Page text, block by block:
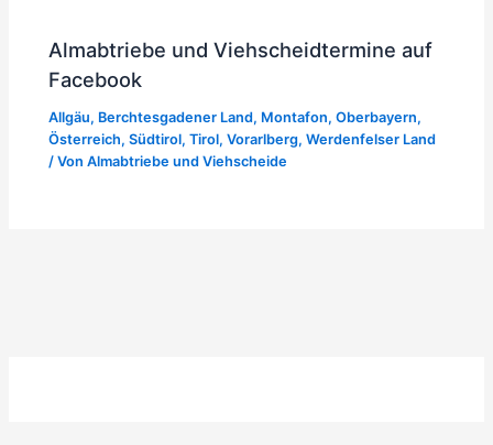
Almabtriebe und Viehscheidtermine auf
Facebook
Allgäu, Berchtesgadener Land, Montafon,Oberbayern,
Österreich,Südtirol,Tirol,Vorarlberg,Werdenfelser Land
/ VonAlmabtriebe und Viehscheide